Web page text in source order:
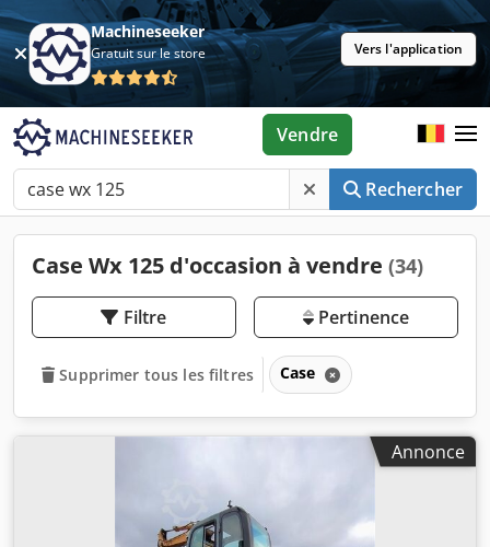
Machineseeker
Gratuit sur le store Vers l'application
Rechercher
Vendre
Case Wx 125 d'occasion à vendre (34)
Filtre Pertinence
Supprimer tous les filtres Case
Annonce